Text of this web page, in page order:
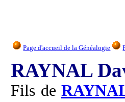
Page d'accueil de la Généalogie
RAYNAL
Fils de